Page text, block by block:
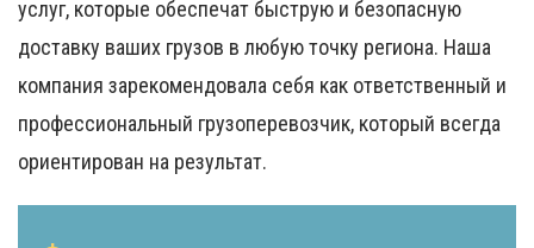
услуг, которые обеспечат быструю и безопасную
доставку ваших грузов в любую точку региона. Наша
компания зарекомендовала себя как ответственный и
профессиональный грузоперевозчик, который всегда
ориентирован на результат.